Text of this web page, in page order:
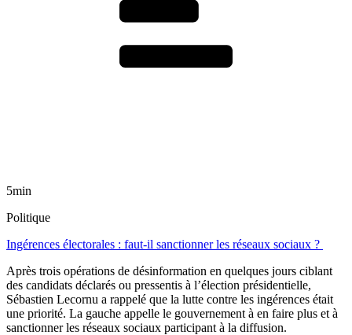
5min
Politique
Ingérences électorales : faut-il sanctionner les réseaux sociaux ?
Après trois opérations de désinformation en quelques jours ciblant
des candidats déclarés ou pressentis à l’élection présidentielle,
Sébastien Lecornu a rappelé que la lutte contre les ingérences était
une priorité. La gauche appelle le gouvernement à en faire plus et à
sanctionner les réseaux sociaux participant à la diffusion.